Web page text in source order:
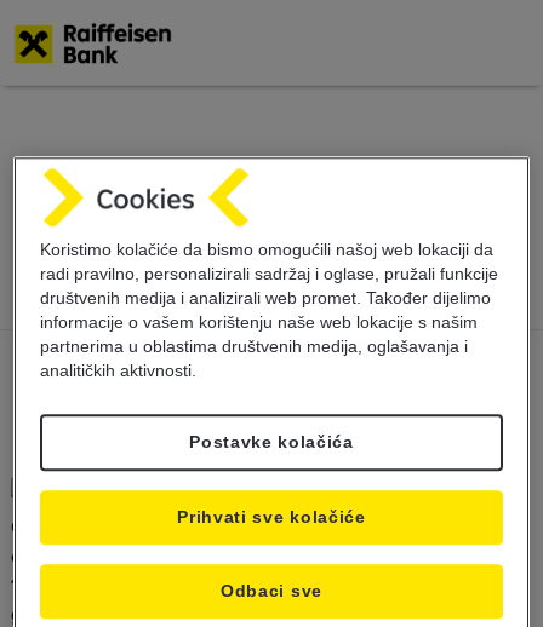
sadržaj
Obavijest o prekidu
rada servisa
Obavještavamo cijenjene klijente da će, zbog radova na
održavanju informacionog sistema,
13.10.2023. godine od 23:00 sati do subote, 14.10.2023.
godine do 03:00 sati (ujutro)biti onemogućeno korištenje
Koristimo kolačiće da bismo omogućili našoj web lokaciji da
radi pravilno, personalizirali sadržaj i oglase, pružali funkcije
društvenih medija i analizirali web promet. Također dijelimo
informacije o vašem korištenju naše web lokacije s našim
partnerima u oblastima društvenih medija, oglašavanja i
analitičkih aktivnosti.
Postavke kolačića
Odbaci sve
Prihvati sve kolačiće